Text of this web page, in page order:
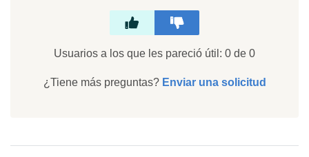
Usuarios a los que les pareció útil: 0 de 0
¿Tiene más preguntas? Enviar una solicitud